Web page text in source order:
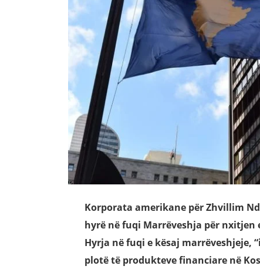
Korporata amerikane për Zhvillim
hyrë në fuqi Marrëveshja për nxitjen
Hyrja në fuqi e kësaj marrëveshjeje,
plotë të produkteve financiare në